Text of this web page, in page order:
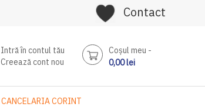
Contact
Intră în contul tău
Creează cont nou
Coşul meu
0,00 lei
CANCELARIA CORINT